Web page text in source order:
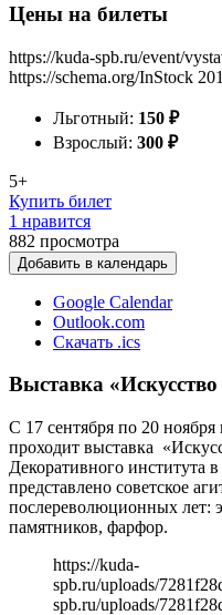
Цены на билеты
https://kuda-spb.ru/event/
https://schema.org/InStock
Льготный: 150 ₽
Взрослый: 300 ₽
5+
Купить билет
1 нравится
882 просмотра
Добавить в календарь
Google Calendar
Outlook.com
Скачать .ics
Выставка
С 17 сентября по 20 ноября
проходит выставка
Декоративного института
представлено советское
послереволюционных лет:
памятников, фарфор.
https://kuda-
spb.ru/uploads/
spb.ru/uploads/